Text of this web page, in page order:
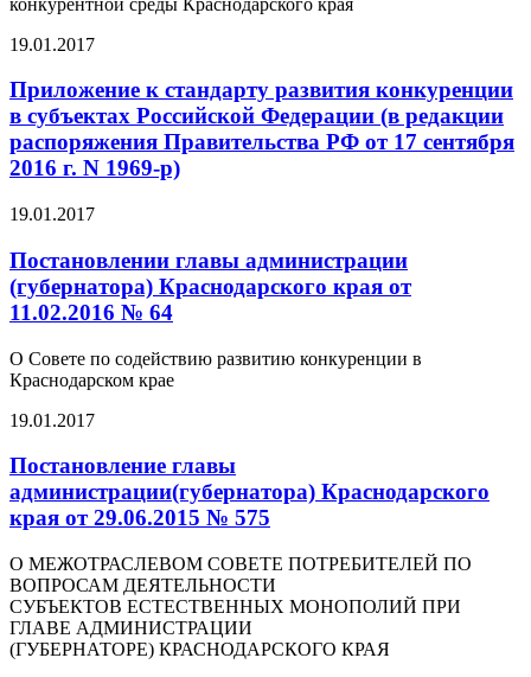
19.01.2017
Приложение к стандарту развития конкуренции
в субъектах Российской Федерации (в редакции
распоряжения Правительства РФ от 17 сентября
2016 г. N 1969-р)
19.01.2017
Постановлении главы администрации
(губернатора) Краснодарского края от
11.02.2016 № 64
О Совете по содействию развитию конкуренции в
Краснодарском крае
19.01.2017
Постановление главы
администрации(губернатора) Краснодарского
края от 29.06.2015 № 575
О МЕЖОТРАСЛЕВОМ СОВЕТЕ ПОТРЕБИТЕЛЕЙ ПО
ВОПРОСАМ ДЕЯТЕЛЬНОСТИ
СУБЪЕКТОВ ЕСТЕСТВЕННЫХ МОНОПОЛИЙ ПРИ
ГЛАВЕ АДМИНИСТРАЦИИ
(ГУБЕРНАТОРЕ) КРАСНОДАРСКОГО КРАЯ